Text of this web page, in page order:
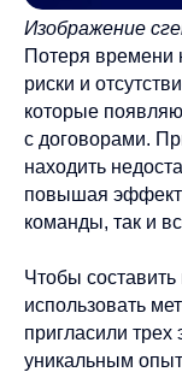
Изображение
Потеря времени
риски и
которые
с договорами.
находить
повышая
команды, так и
Чтобы составить
использовать
пригласили трех
уникальным